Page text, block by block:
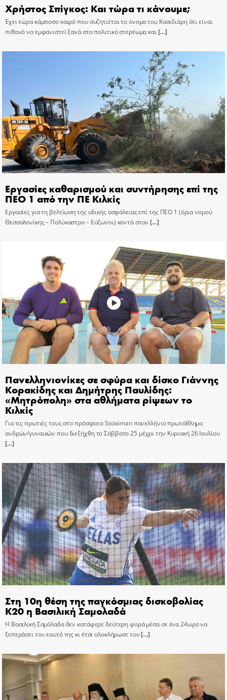
Χρήστος Σπίγκος: Και τώρα τι κάνουμε;
Έχει τώρα κάμποσο καιρό που συζητιέται το όνομα του Κασιδιάρη ότι είναι
πιθανό να εμφανιστεί ξανά στο πολιτικό στερέωμα και[…]
Εργασίες καθαρισμού και συντήρησης επί της
ΠΕΟ 1 από την ΠΕ Κιλκίς
Εργασίες για τη βελτίωση της οδικής ασφάλειας επί της ΠΕΟ 1 (όρια νομού
Θεσσαλονίκης – Πολύκαστρο – Εύζωνοι) κοντά στον […]
Πανελληνιονίκες σε σφύρα και δίσκο Γιάννης
Κορακίδης και Δημήτρης Παυλίδης:
«Μητρόπολη» στα αθλήματα ρίψεων το
Κιλκίς
Για τις πρωτιές τους στο πρόσφατο Stoiximan πανελλήνιο πρωτάθλημα
ανδρών/γυναικών που διεξήχθη το Σάββατο 25 μέχρι την Κυριακή 26 Ιουλίου
[…]
Στη 10η θέση της παγκόσμιας δισκοβολίας
Κ20 η Βασιλική Σαμολαδά
Η Βασιλική Σαμόλαδα δεν κατάφερε δεύτερη φορά μέσα σε ένα 24ωρο να
ξεπεράσει τον εαυτό της κι έτσι ολοκλήρωσε τον[…]